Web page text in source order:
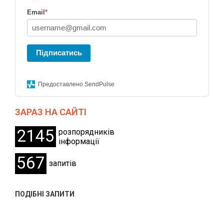
Email *
Підписатись
Предоставлено SendPulse
ЗАРАЗ НА САЙТІ
2145 розпорядників
інформації
567 запитів
ПОДІБНІ ЗАПИТИ